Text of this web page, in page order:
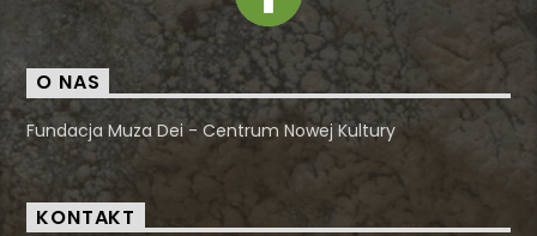
O NAS
Fundacja Muza Dei - Centrum Nowej Kultury
KONTAKT